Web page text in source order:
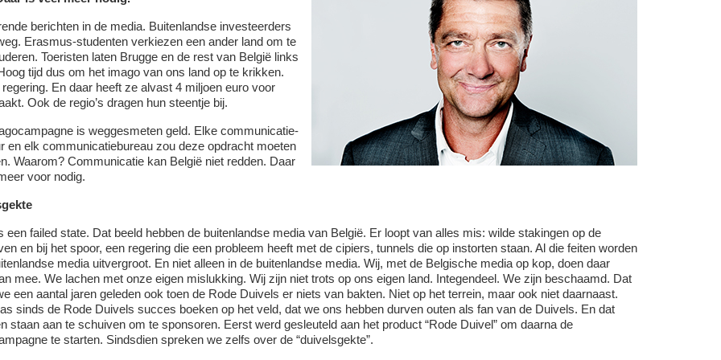
berichten in de media. Buitenlandse investeerders
Erasmus-studenten verkiezen een ander land om te
Toeristen laten Brugge en de rest van België links
tijd dus om het imago van ons land op te krikken.
En daar heeft ze alvast 4 miljoen euro voor
Ook de regio’s dragen hun steentje bij.
is weggesmeten geld. Elke communicatie-
en elk communicatiebureau zou deze opdracht moeten
Waarom? Communicatie kan België niet redden. Daar
voor nodig.
een failed state. Dat beeld hebben de buitenlandse media van België. Er loopt van alles mis: wilde stakingen op de
en bij het spoor, een regering die een probleem heeft met de cipiers, tunnels die op instorten staan. Al die feiten worden
media uitvergroot. En niet alleen in de buitenlandse media. Wij, met de Belgische media op kop, doen daar
mee. We lachen met onze eigen mislukking. Wij zijn niet trots op ons eigen land. Integendeel. We zijn beschaamd. Dat
een aantal jaren geleden ook toen de Rode Duivels er niets van bakten. Niet op het terrein, maar ook niet daarnaast.
sinds de Rode Duivels succes boeken op het veld, dat we ons hebben durven outen als fan van de Duivels. En dat
staan aan te schuiven om te sponsoren. Eerst werd gesleuteld aan het product “Rode Duivel” om daarna de
te starten. Sindsdien spreken we zelfs over de “duivelsgekte”.